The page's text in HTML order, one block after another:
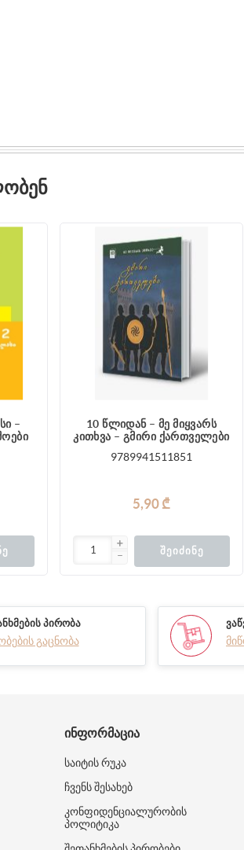
–
10 წლიდან – მე მიყვარს
კითხვა – გმირი ქართველები
9789941511851
5,90 ₾
ᲨᲔᲘᲫᲘᲜᲔ
ᲞᲘᲠᲝᲑᲐ
გაცნობა
ᲘᲜᲤᲝᲠᲛᲐᲪᲘᲐ
საიტის რუკა
ჩვენს შესახებ
კონფიდენციალურობის
პოლიტიკა